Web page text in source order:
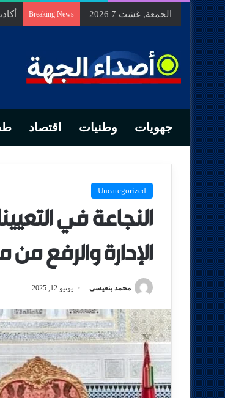
الجمعة, غشت 7 2026 Breaking News
جهويات وطنيات اقتصاد
Uncategorized
النجاعة في
الإدارة والرفع
محمد بنعيسى يونيو 12, 2025